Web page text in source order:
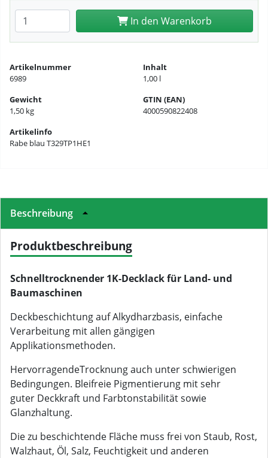
Anzahl eingeben In den Warenkorb
Artikelnummer
6989
Inhalt
1,00 l
Gewicht
1,50 kg
GTIN (EAN)
4000590822408
Artikelinfo
Rabe blau T329TP1HE1
Beschreibung
Produktbeschreibung
Schnelltrocknender 1K-Decklack für Land- und
Baumaschinen
Deckbeschichtung auf Alkydharzbasis, einfache
Verarbeitung mit allen gängigen
Applikationsmethoden.
HervorragendeTrocknung auch unter schwierigen
Bedingungen. Bleifreie Pigmentierung mit sehr
guter Deckkraft und Farbtonstabilität sowie
Glanzhaltung.
Die zu beschichtende Fläche muss frei von Staub, Rost,
Walzhaut, Öl, Salz, Feuchtigkeit und anderen